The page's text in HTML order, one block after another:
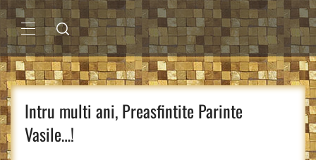
Sari
la
conținutMENIU
PRINCIPAL
Intru multi ani, Preasfintite Parinte
Vasile…!